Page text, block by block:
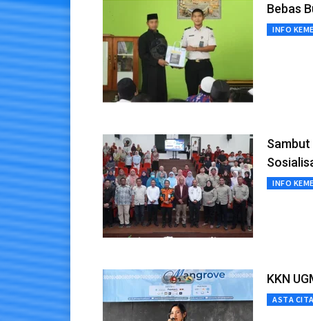
Bebas
INFO
Sambut
INFO
KKN
ASTA CITA